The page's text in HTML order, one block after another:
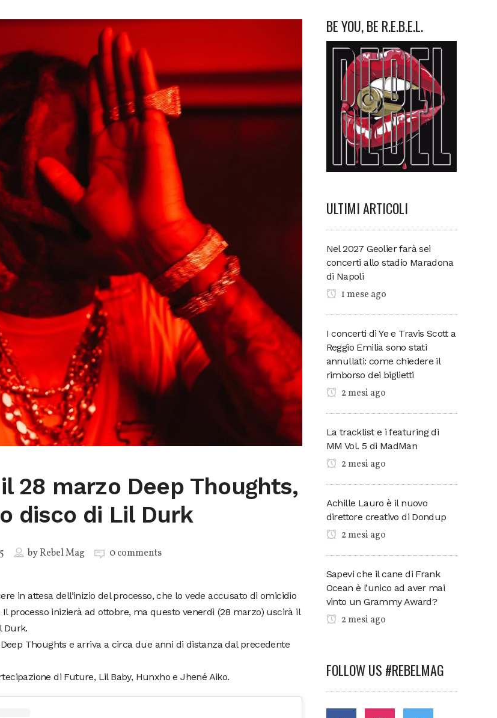
28 marzo Deep Thoughts,
disco di Lil Durk
byRebel Mag 0 comments
in attesa dell’inizio del processo, che lo vede accusato di omicidio
processo inizierà ad ottobre, ma questo venerdì (28 marzo) uscirà il
Durk.
Thoughts e arriva a circa due anni di distanza dal precedente
di Future, Lil Baby, Hunxho e Jhené Aiko.
BE YOU, BE R.E.B.E.L.
ULTIMI ARTICOLI
Nel 2027 Geolier farà sei
concerti allo stadio Maradona
di Napoli
1 mese ago
I concerti di Ye e Travis Scott a
Reggio Emilia sono stati
annullati: come chiedere il
rimborso dei biglietti
2 mesi ago
La tracklist e i featuring di
MM Vol. 5 di MadMan
2 mesi ago
Achille Lauro è il nuovo
direttore creativo di Dondup
2 mesi ago
Sapevi che il cane di Frank
Ocean è l’unico ad aver mai
vinto un Grammy Award?
2 mesi ago
FOLLOW US #REBELMAG